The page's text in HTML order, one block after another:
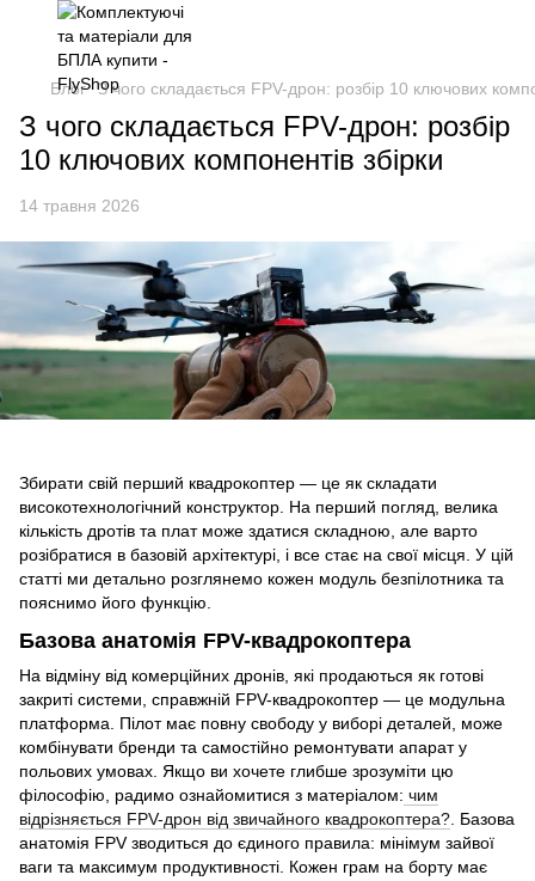
Блог З чого складається FPV-дрон: розбір 10 ключових
З чого складається FPV-дрон: розбір
10 ключових компонентів збірки
14 травня 2026
Збирати свій перший квадрокоптер — це як складати
високотехнологічний конструктор. На перший погляд, велика
кількість дротів та плат може здатися складною, але варто
розібратися в базовій архітектурі, і все стає на свої місця. У цій
статті ми детально розглянемо кожен модуль безпілотника та
пояснимо його функцію.
Базова анатомія FPV-квадрокоптера
На відміну від комерційних дронів, які продаються як готові
закриті системи, справжній FPV-квадрокоптер — це модульна
платформа. Пілот має повну свободу у виборі деталей, може
комбінувати бренди та самостійно ремонтувати апарат у
польових умовах. Якщо ви хочете глибше зрозуміти цю
філософію, радимо ознайомитися з матеріалом: чим
відрізняється FPV-дрон від звичайного квадрокоптера? . Базова
анатомія FPV зводиться до єдиного правила: мінімум зайвої
ваги та максимум продуктивності. Кожен грам на борту має